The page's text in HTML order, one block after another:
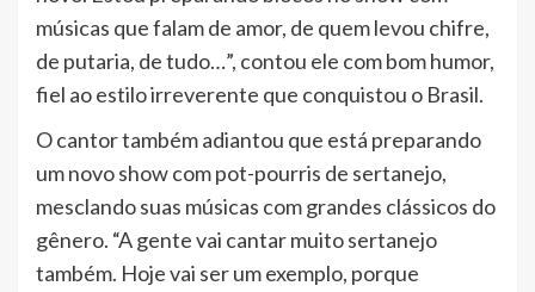
músicas que falam de amor, de quem levou chifre,
de putaria, de tudo…”, contou ele com bom humor,
fiel ao estilo irreverente que conquistou o Brasil.
O cantor também adiantou que está preparando
um novo show com pot-pourris de sertanejo,
mesclando suas músicas com grandes clássicos do
gênero. “A gente vai cantar muito sertanejo
também. Hoje vai ser um exemplo, porque